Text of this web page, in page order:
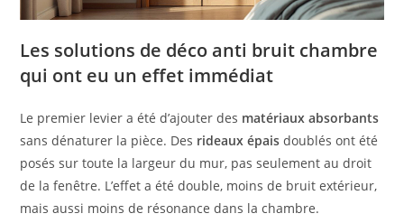
Les solutions de déco anti bruit chambre
qui ont eu un effet immédiat
Le premier levier a été d’ajouter des matériaux absorbants
sans dénaturer la pièce. Des rideaux épais doublés ont été
posés sur toute la largeur du mur, pas seulement au droit
de la fenêtre. L’effet a été double, moins de bruit extérieur,
mais aussi moins de résonance dans la chambre.